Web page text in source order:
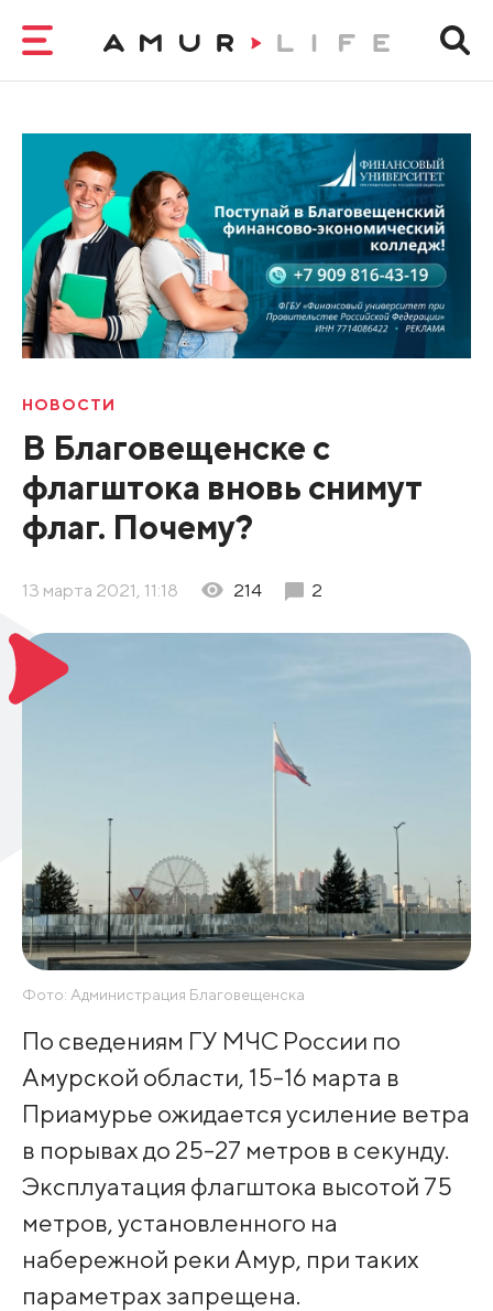
НОВОСТИ
В Благовещенске с
флагштока вновь снимут
флаг. Почему?
13 марта 2021, 11:18 214 2
Фото: Администрация Благовещенска
По сведениям ГУ МЧС России по
Амурской области, 15-16 марта в
Приамурье ожидается усиление ветра
в порывах до 25-27 метров в секунду.
Эксплуатация флагштока высотой 75
метров, установленного на
набережной реки Амур, при таких
параметрах запрещена.